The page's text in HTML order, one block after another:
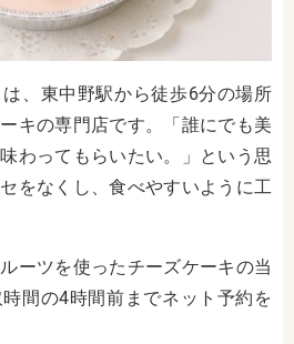
は、東中野駅から徒歩6分の場所
キの専門店です。「誰にでも美
わってもらいたい。」という思
をなくし、食べやすいように工
ーツを使ったチーズケーキの当
間の4時間前までネット予約を